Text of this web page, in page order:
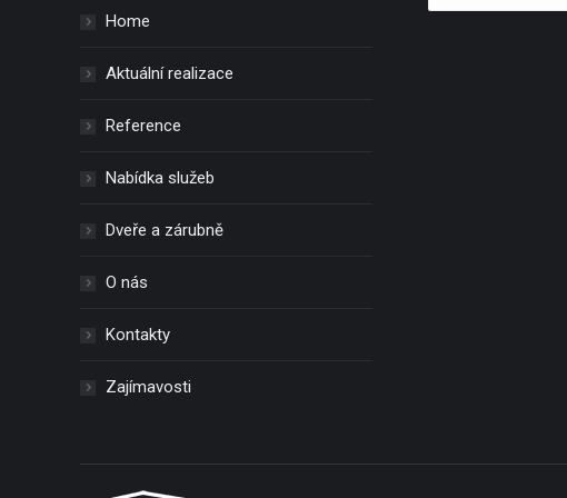
Home
Aktuální realizace
Reference
Nabídka služeb
Dveře a zárubně
O nás
Kontakty
Zajímavosti